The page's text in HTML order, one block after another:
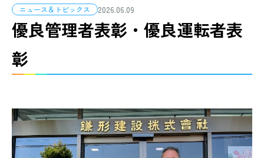
ニュース＆トピックス 2026.06.09
優良管理者表彰・優良運転者表
彰